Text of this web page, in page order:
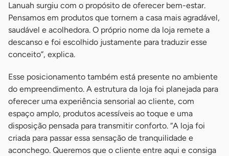
Lanuah surgiu com o propósito de oferecer bem-estar.
Pensamos em produtos que tornem a casa mais agradável,
saudável e acolhedora. O próprio nome da loja remete a
descanso e foi escolhido justamente para traduzir esse
conceito”, explica.
Esse posicionamento também está presente no ambiente
do empreendimento. A estrutura da loja foi planejada para
oferecer uma experiência sensorial ao cliente, com
espaço amplo, produtos acessíveis ao toque e uma
disposição pensada para transmitir conforto. “A loja foi
criada para passar essa sensação de tranquilidade e
aconchego. Queremos que o cliente entre aqui e consiga